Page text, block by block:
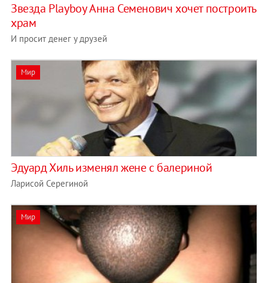
Звезда Playboy Анна Семенович хочет построить
храм
И просит денег у друзей
Мир
Эдуард Хиль изменял жене с балериной
Ларисой Серегиной
Мир